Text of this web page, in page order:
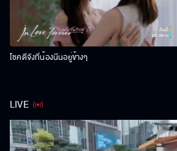
โชคดีจังที่น้องนีนอยู่ข้างๆ
LIVE